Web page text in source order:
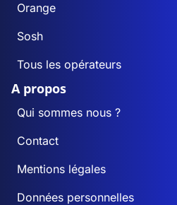
Orange
Sosh
Tous les opérateurs
A propos
Qui sommes nous ?
Contact
Mentions légales
Données personnelles